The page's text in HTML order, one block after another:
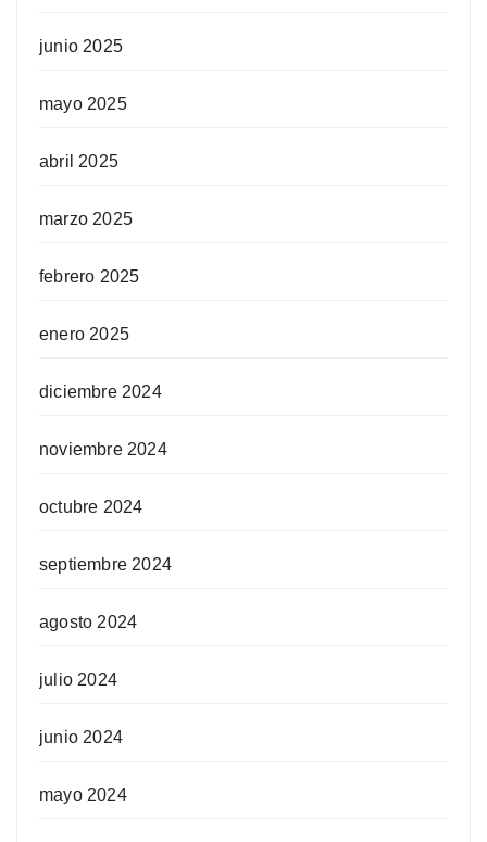
junio 2025
mayo 2025
abril 2025
marzo 2025
febrero 2025
enero 2025
diciembre 2024
noviembre 2024
octubre 2024
septiembre 2024
agosto 2024
julio 2024
junio 2024
mayo 2024